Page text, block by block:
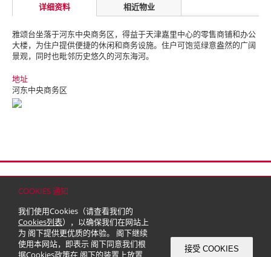
COOKIES 通知
我们使用Cookies（请查看我们的
Cookies列表），以确保我们在网站上
为 阁下提供更优质的体验。 阁下继续
使用本网站，即表示 阁下同意我们根
据Cookies政策在 阁下的装置上放置
接受 COOKIES
详细资料 相近物业
雅颂台坐落于河东中央商务区，得益于天津嘉里中心的零售商铺和办公
大楼，为住户提供便捷的休闲和商务设施。 住户可饱览绿意盎然的广阔
景观，同时也毗邻历史悠久的河东海河。
地址
河东中央商务区
© 2026 嘉里建设有限公司 (于百慕达注册成立之有限公司)